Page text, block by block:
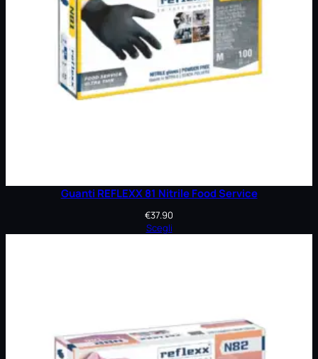
Guanti REFLEXX 81 Nitrile Food Service
€37.90
Scegli